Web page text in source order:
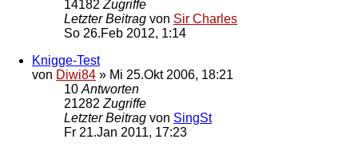
14182 Zugriffe
Letzter Beitrag von Sir Charles
So 26.Feb 2012, 1:14
Knigge-Test
von Diwi84 » Mi 25.Okt 2006, 18:21
10 Antworten
21282 Zugriffe
Letzter Beitrag von SingSt
Fr 21.Jan 2011, 17:23